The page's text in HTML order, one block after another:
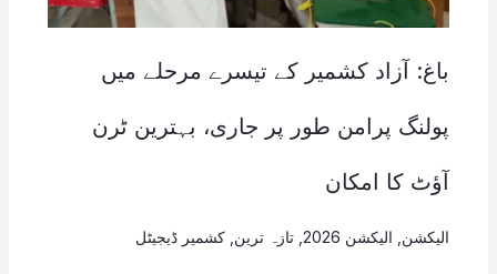
باغ: آزاد کشمیر کے تیسرے مرحلے میں
پولنگ پرامن طور پر جاری، بہترین ٹرن
آؤٹ کا امکان
الیکشن الیکشن 2026 , تازہ ترین کشمیر ڈیجیٹل